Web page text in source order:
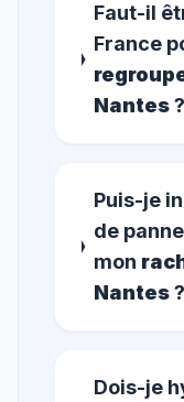
Faut-il
France
Nantes?
Puis-je
de
mon
Nantes?
Dois-je